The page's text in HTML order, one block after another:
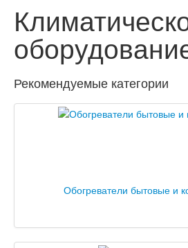
Рекомендуемые категории
Обогреватели бытовые и